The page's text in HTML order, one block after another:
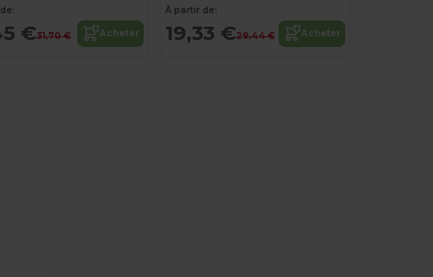
€31,70 € Acheter
À partir de:
19,33 €29,44 € Acheter